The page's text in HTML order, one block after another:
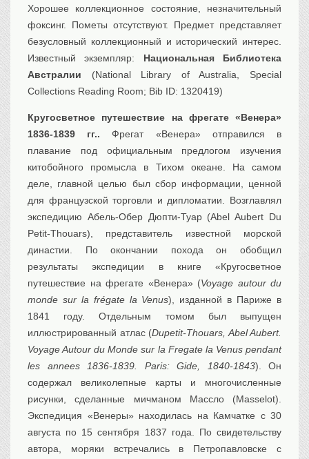
Букинистика
Медицина
Оружие, военная атрибутика
Выставочные экспонаты XVI-XIXв.
Разное
Хорошее коллекционное состояние, незначительный
фоксинг. Пометы отсутствуют. Предмет представляет
безусловный коллекционный и исторический интерес.
Известный экземпляр: Национальная Библиотека
Австралии (National Library of Australia, Special
Collections Reading Room; Bib ID: 1320419)
Кругосветное путешествие на фрегате «Венера»
1836-1839 гг.. Фрегат «Венера» отправился в
плавание под официальным предлогом изучения
китобойного промысла в Тихом океане. На самом
деле, главной целью был сбор информации, ценной
для французской торговли и дипломатии. Возглавлял
экспедицию Абель-Обер Дюпти-Туар (Abel Aubert Du
Petit-Thouars), представитель известной морской
династии. По окончании похода он обобщил
результаты экспедиции в книге «Кругосветное
путешествие на фрегате «Венера» (Voyage autour du
monde sur la frégate la Venus), изданной в Париже в
1841 году. Отдельным томом был выпущен
иллюстрированный атлас (Dupetit-Thouars, Abel Aubert.
Voyage Autour du Monde sur la Fregate la Venus pendant
les annees 1836-1839. Paris: Gide, 1840-1843). Он
содержал великолепные карты и многочисленные
рисунки, сделанные мичманом Массло (Masselot).
Экспедиция «Венеры» находилась на Камчатке с 30
августа по 15 сентября 1837 года. По свидетельству
автора, моряки встречались в Петропавловске с